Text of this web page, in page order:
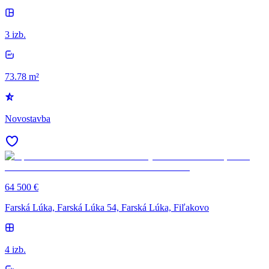
3 izb.
73.78 m²
Novostavba
64 500 €
Farská Lúka, Farská Lúka 54, Farská Lúka, Fiľakovo
4 izb.